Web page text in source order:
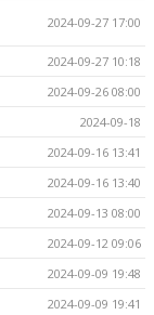
2024-09-27 17:00
2024-09-27 10:18
2024-09-26 08:00
2024-09-18
2024-09-16 13:41
2024-09-16 13:40
2024-09-13 08:00
2024-09-12 09:06
2024-09-09 19:48
2024-09-09 19:41